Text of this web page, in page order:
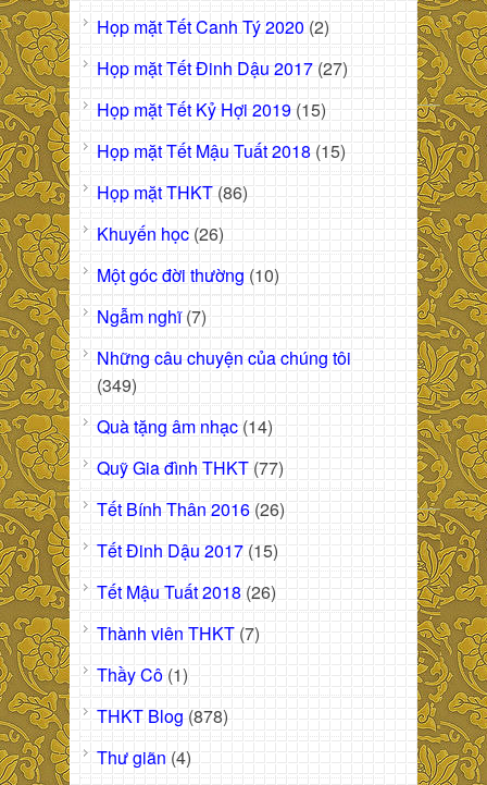
Họp mặt Tết Canh Tý 2020 (2)
Họp mặt Tết Đinh Dậu 2017 (27)
Họp mặt Tết Kỷ Hợi 2019 (15)
Họp mặt Tết Mậu Tuất 2018 (15)
Họp mặt THKT (86)
Khuyến học (26)
Một góc đời thường (10)
Ngẫm nghĩ(7)
Những câu chuyện của chúng tôi
(349)
Quà tặng âm nhạc (14)
Quỹ Gia đình THKT (77)
Tết Bính Thân 2016 (26)
Tết Đinh Dậu 2017 (15)
Tết Mậu Tuất 2018 (26)
Thành viên THKT (7)
Thầy Cô (1)
THKT Blog (878)
Thư giãn (4)